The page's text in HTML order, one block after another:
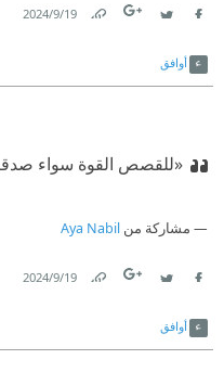
19‏/9‏/2024
أوافق
«للقصص القوة سواء
مشاركة من Aya Nabil
19‏/9‏/2024
أوافق